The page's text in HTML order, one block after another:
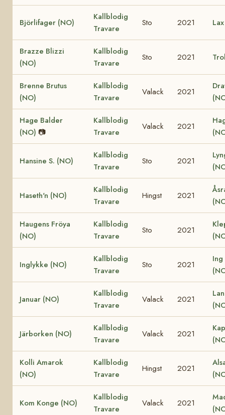
Björlifager (NO)
Kallblodig
Travare
Sto 2021
Brazze Blizzi
(NO)
Kallblodig
Travare
Sto 2021
Brenne Brutus
(NO)
Kallblodig
Travare
Valack 2021
Hage Balder
(NO) 📷
Kallblodig
Travare
Valack 2021
Hansine S. (NO)
Kallblodig
Travare
Sto 2021
Haseth'n (NO)
Kallblodig
Travare
Hingst 2021
Haugens Fröya
(NO)
Kallblodig
Travare
Sto 2021
Inglykke (NO)
Kallblodig
Travare
Sto 2021
Januar (NO)
Kallblodig
Travare
Valack 2021
Järborken (NO)
Kallblodig
Travare
Valack 2021
Kolli Amarok
(NO)
Kallblodig
Travare
Hingst 2021
Kom Konge (NO)
Kallblodig
Travare
Valack 2021